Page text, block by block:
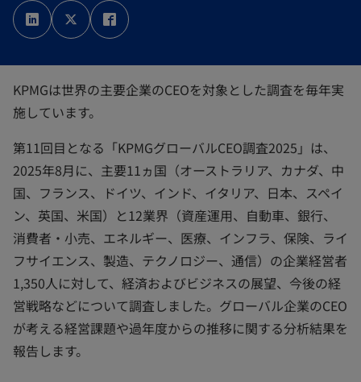
新
し
い
タ
新
し
い
タ
し
い
KPMGは世界の主要企業のCEOを対象とした調査を毎年実
施しています。
第11回目となる「KPMGグローバルCEO調査2025」は、
2025年8月に、主要11ヵ国（オーストラリア、カナダ、中
国、フランス、ドイツ、インド、イタリア、日本、スペイ
ン、英国、米国）と12業界（資産運用、自動車、銀行、
消費者・小売、エネルギー、医療、インフラ、保険、ライ
フサイエンス、製造、テクノロジー、通信）の企業経営者
1,350人に対して、経済およびビジネスの展望、今後の経
営戦略などについて調査しました。グローバル企業のCEO
が考える経営課題や過年度からの推移に関する分析結果を
報告します。